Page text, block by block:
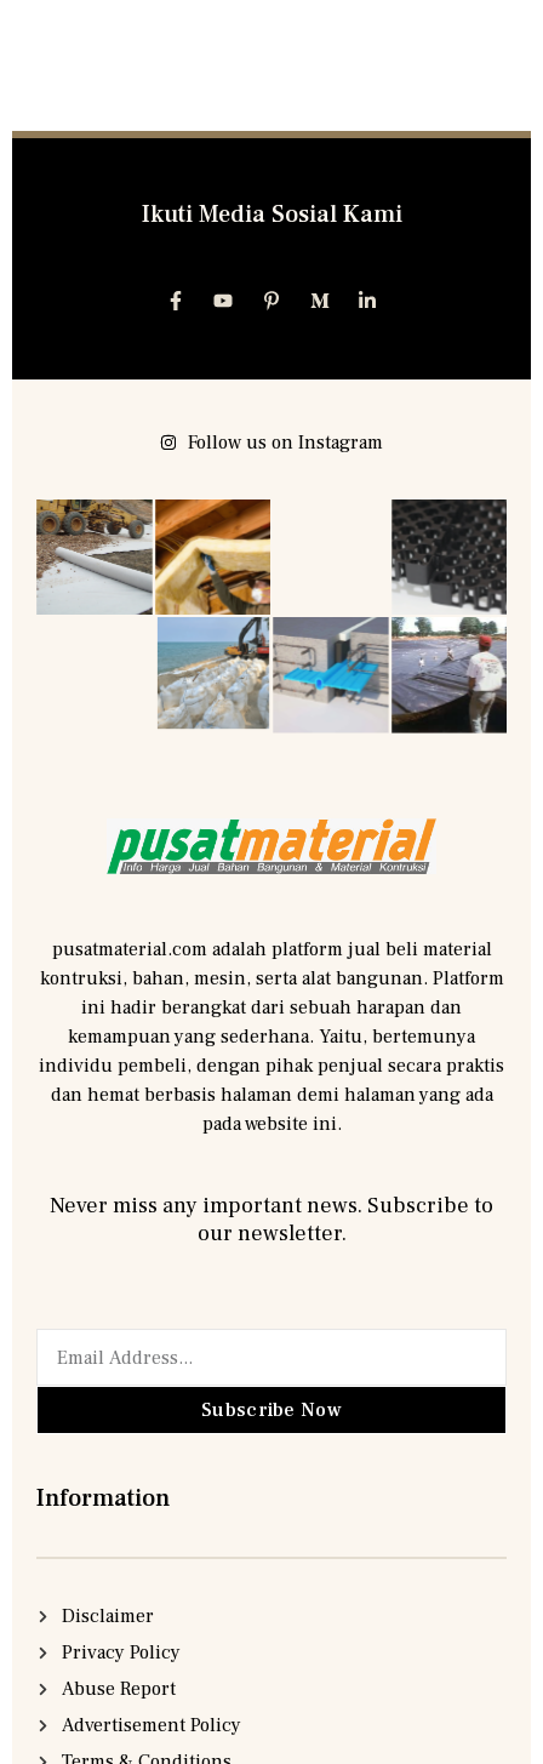
Ikuti Media Sosial Kami
Follow us on Instagram
pusatmaterial.com adalah platform jual beli material
kontruksi, bahan, mesin, serta alat bangunan. Platform
ini hadir berangkat dari sebuah harapan dan
kemampuan yang sederhana. Yaitu, bertemunya
individu pembeli, dengan pihak penjual secara praktis
dan hemat berbasis halaman demi halaman yang ada
pada website ini.
Never miss any important news. Subscribe to
our newsletter.
Subscribe Now
Information
Disclaimer
Privacy Policy
Abuse Report
Advertisement Policy